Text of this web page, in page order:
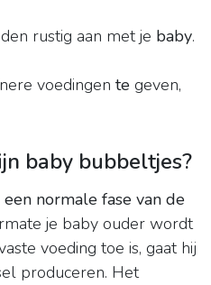
rustig aan met je baby.
voedingen te geven,
baby bubbeltjes?
normale fase van de
je baby ouder wordt
voeding toe is, gaat hij
produceren. Het